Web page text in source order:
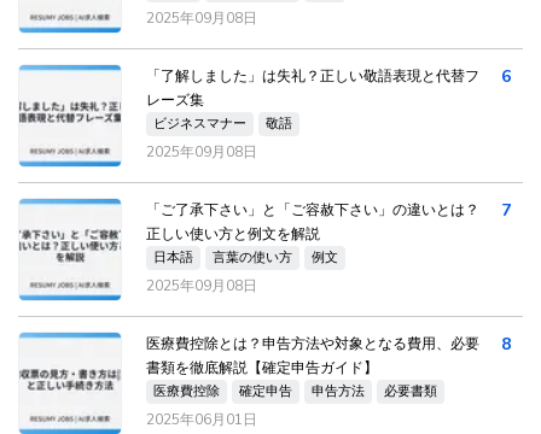
2025年09月08日
「了解しました」は失礼？正しい敬語表現と代替フ
レーズ集
ビジネスマナー 敬語
2025年09月08日
6
「ご了承下さい」と「ご容赦下さい」の違いとは？
正しい使い方と例文を解説
日本語 言葉の使い方 例文
2025年09月08日
7
医療費控除とは？申告方法や対象となる費用、必要
書類を徹底解説【確定申告ガイド】
医療費控除 確定申告 申告方法 必要書類
2025年06月01日
8